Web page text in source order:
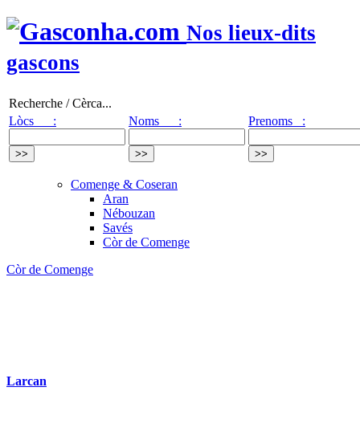
Nos lieux-dits
gascons
Recherche / Cèrca...
Lòcs :
Noms : Prenoms :
Comenge & Coseran
Aran
Nébouzan
Savés
Còr de Comenge
Còr de Comenge
Larcan